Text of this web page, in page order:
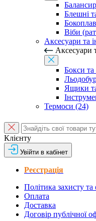
Блешні
Віби
Аксесуари та
Аксесуари
Бокси та
Ящики
Термоси (24)
Клієнту
Увійти в кабінет
Реєстрація
Політика захисту
Оплата
Доставка
Договір публічної